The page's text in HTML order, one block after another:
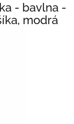
- bavlna -
modrá